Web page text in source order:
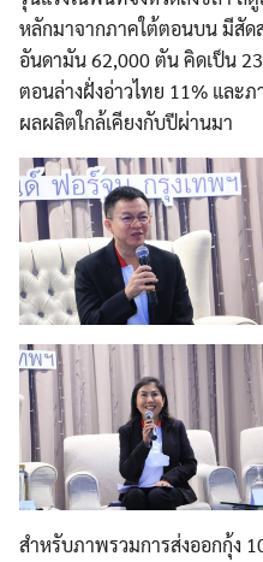
หลักมาจากภาคใต้ตอนบน มีสัด
อันดามัน 62,000 ตัน คิดเป็น
ตอนล่างฝั่งอ่าวไทย 11% และ
ผลผลิตใกล้เคียงกับปีผ่านมา
สำหรับภาพรวมการส่งออกกุ้ง